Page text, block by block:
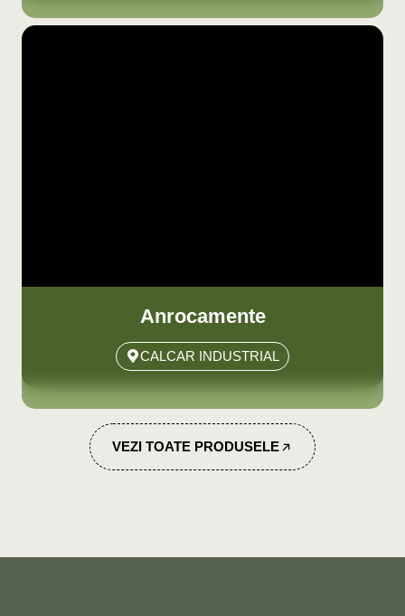
Anrocamente
CALCAR INDUSTRIAL
VEZI TOATE PRODUSELE